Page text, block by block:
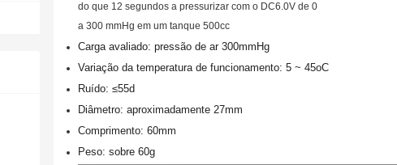
do que 12 segundos a pressurizar com o DC6.0V de 0
a 300 mmHg em um tanque 500cc
Carga avaliado: pressão de ar 300mmHg
Variação da temperatura de funcionamento: 5 ~ 45oC
Ruído: ≤55d
Diâmetro: aproximadamente 27mm
Comprimento: 60mm
Peso: sobre 60g